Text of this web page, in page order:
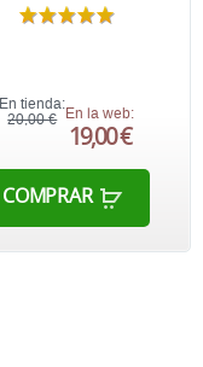
En tienda:
20,00 €
En la web:
19,00 €
COMPRAR